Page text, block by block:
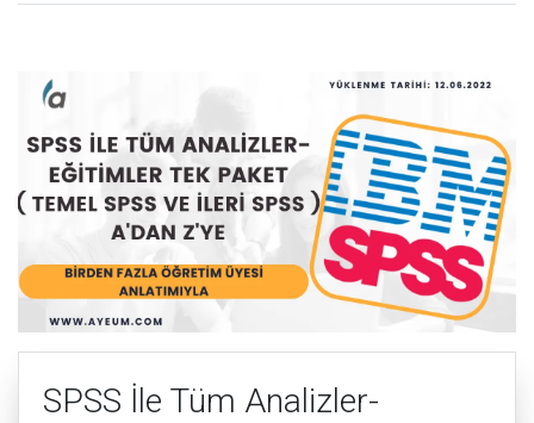
SPSS İle Tüm Analizler-